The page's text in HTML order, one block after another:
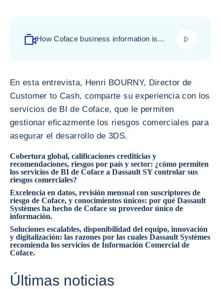
How Coface business information is
En esta entrevista, Henri BOURNY, Director de
Customer to Cash, comparte su experiencia con los
servicios de BI de Coface, que le permiten
gestionar eficazmente los riesgos comerciales para
asegurar el desarrollo de 3DS.
Cobertura global, calificaciones crediticias y
recomendaciones, riesgos por país y sector: ¿cómo permiten
los servicios de BI de Coface a Dassault SY controlar sus
riesgos comerciales?
Excelencia en datos, revisión mensual con suscriptores de
riesgo de Coface, y conocimientos únicos: por qué Dassault
Systèmes ha hecho de Coface su proveedor único de
información.
Soluciones escalables, disponibilidad del equipo, innovación
y digitalización: las razones por las cuales Dassault Systèmes
recomienda los servicios de Información Comercial de
Coface.
Últimas noticias